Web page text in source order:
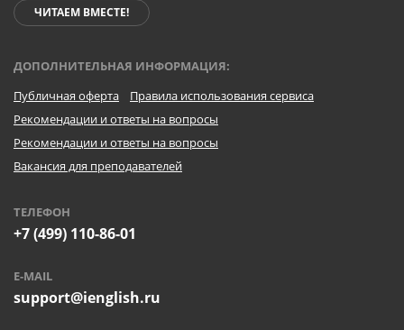
ЧИТАЕМ ВМЕСТЕ!
ДОПОЛНИТЕЛЬНАЯ ИНФОРМАЦИЯ:
Публичная оферта
Правила использования сервиса
Рекомендации и ответы на вопросы
Рекомендации и ответы на вопросы
Вакансия для преподавателей
ТЕЛЕФОН
+7 (499) 110-86-01
E-MAIL
support@ienglish.ru